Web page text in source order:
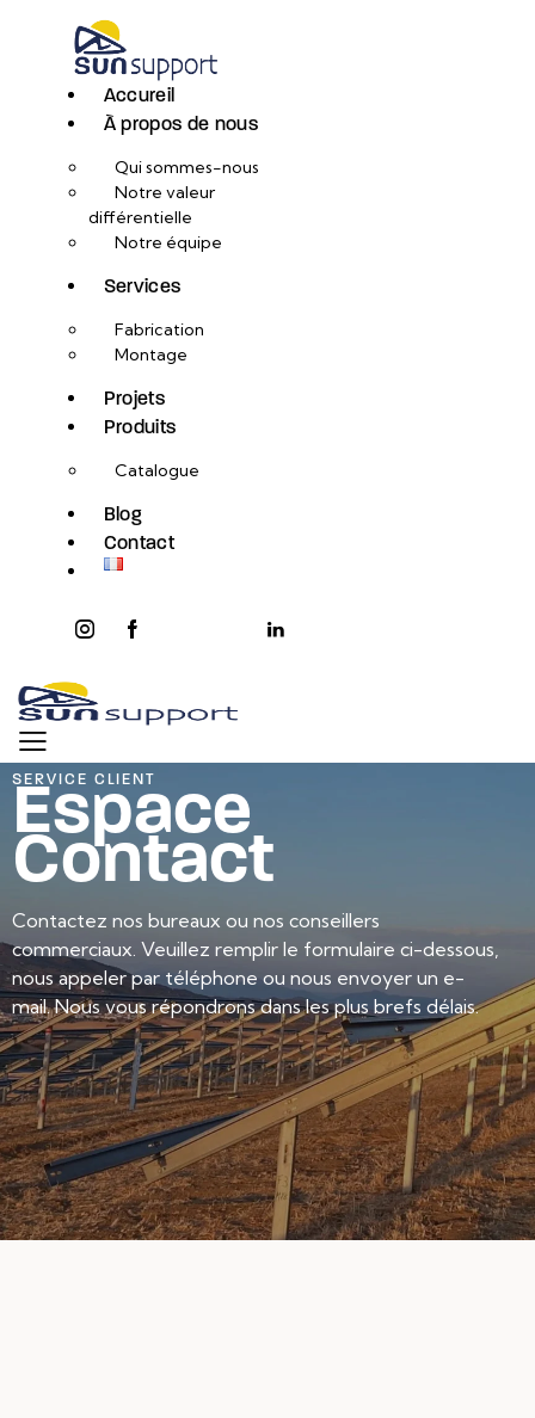
Accureil
À propos de nous
Qui sommes-nous
Notre valeur
différentielle
Notre équipe
Services
Fabrication
Montage
Projets
Produits
Catalogue
Blog
Contact
instagramfacebook-
youtube2
linkedin
SERVICE CLIENT
Espace
Contact
Contactez nos bureaux ou nos conseillers
commerciaux. Veuillez remplir le formulaire ci-dessous,
nous appeler par téléphone ou nous envoyer un e-
mail. Nous vous répondrons dans les plus brefs délais.